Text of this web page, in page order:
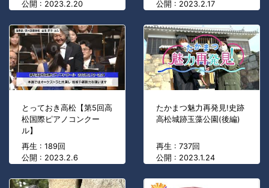
公開 : 2023.2.20 公開 : 2023.2.17
とっておき高松【第5回高
松国際ピアノコンクー
ル】
再生 : 189回
公開 : 2023.2.6
たかまつ魅力再発見!史跡
高松城跡玉藻公園(後編)
再生 : 737回
公開 : 2023.1.24